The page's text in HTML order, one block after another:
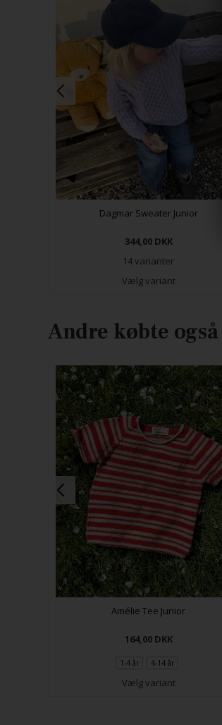
Dagmar Sweater Junior
344,00 DKK
14 varianter
Vælg variant
Andre købte også
Amélie Tee Junior
164,00 DKK
1-4 år 4-14 år
Vælg variant